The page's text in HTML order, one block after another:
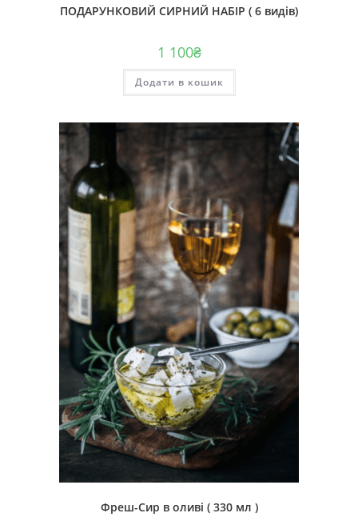
ПОДАРУНКОВИЙ СИРНИЙ НАБІР ( 6 видів)
1 100₴
Додати в кошик
Фреш-Сир в оливі ( 330 мл )